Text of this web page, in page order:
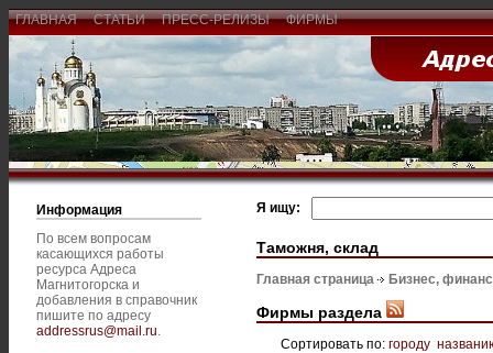
ГЛАВНАЯ СТАТЬИ ПРЕСС-РЕЛИЗЫ ФИРМЫ
Информация
По всем вопросам
касающихся работы
ресурса Адреса
Магнитогорска и
добавления в справочник
пишите по адресу
addressrus@mail.ru.
Я ищу:
Таможня, склад
Главная страница Бизнес,
Фирмы раздела
Сортировать по: городу